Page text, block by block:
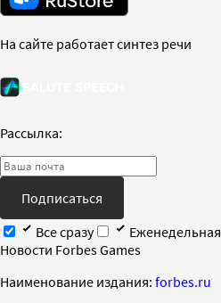
На сайте работает синтез речи
Рассылка:
Подписаться
Все сразу
Еженедельная
Новости Forbes Games
Наименование издания: forbes.ru